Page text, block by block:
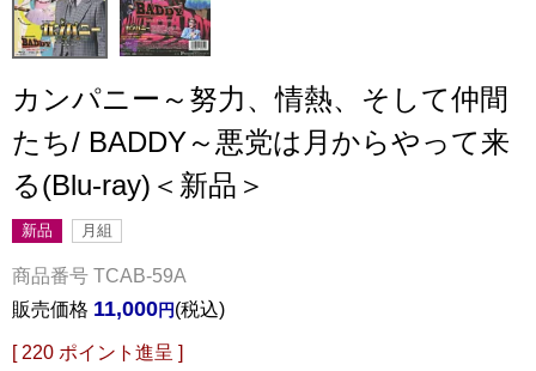
カンパニー～努力、情熱、そして仲間
たち/ BADDY～悪党は月からやって来
る(Blu-ray)＜新品＞
新品 月組
商品番号 TCAB-59A
販売価格 11,000 税込
[ 220 ポイント進呈 ]